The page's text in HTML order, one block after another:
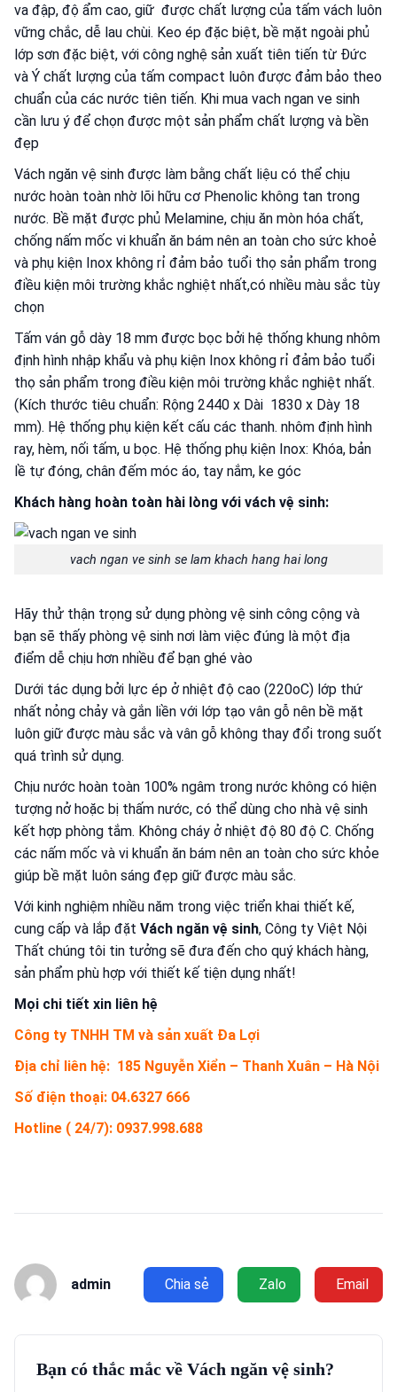
va đập, độ ẩm cao, giữ được chất lượng của tấm vách luôn
vững chắc, dễ lau chùi. Keo ép đặc biệt, bề mặt ngoài phủ
lớp sơn đặc biệt, với công nghệ sản xuất tiên tiến từ Đức
và Ý chất lượng của tấm compact luôn được đảm bảo theo
chuẩn của các nước tiên tiến. Khi mua vach ngan ve sinh
cần lưu ý để chọn được một sản phẩm chất lượng và bền
đẹp
Vách ngăn vệ sinh được làm bằng chất liệu có thể chịu
nước hoàn toàn nhờ lõi hữu cơ Phenolic không tan trong
nước. Bề mặt được phủ Melamine, chịu ăn mòn hóa chất,
chống nấm mốc vi khuẩn ăn bám nên an toàn cho sức khoẻ
và phụ kiện Inox không rỉ đảm bảo tuổi thọ sản phẩm trong
điều kiện môi trường khắc nghiệt nhất,có nhiều màu sắc tùy
chọn
Tấm ván gỗ dày 18 mm được bọc bởi hệ thống khung nhôm
định hình nhập khẩu và phụ kiện Inox không rỉ đảm bảo tuổi
thọ sản phẩm trong điều kiện môi trường khắc nghiệt nhất.
(Kích thước tiêu chuẩn: Rộng 2440 x Dài 1830 x Dày 18
mm). Hệ thống phụ kiện kết cấu các thanh. nhôm định hình
ray, hèm, nối tấm, u bọc. Hệ thống phụ kiện Inox: Khóa, bản
lề tự đóng, chân đếm móc áo, tay nắm, ke góc
Khách hàng hoàn toàn hài lòng với vách vệ sinh:
vach ngan ve sinh se lam khach hang hai long
Hãy thử thận trọng sử dụng phòng vệ sinh công cộng và
bạn sẽ thấy phòng vệ sinh nơi làm việc đúng là một địa
điểm dễ chịu hơn nhiều để bạn ghé vào
Dưới tác dụng bởi lực ép ở nhiệt độ cao (220oC) lớp thứ
nhất nỏng chảy và gắn liền với lớp tạo vân gỗ nên bề mặt
luôn giữ được màu sắc và vân gỗ không thay đổi trong suốt
quá trình sử dụng.
Chịu nước hoàn toàn 100% ngâm trong nước không có hiện
tượng nở hoặc bị thấm nước, có thể dùng cho nhà vệ sinh
kết hợp phòng tắm. Không cháy ở nhiệt độ 80 độ C. Chống
các nấm mốc và vi khuẩn ăn bám nên an toàn cho sức khỏe
giúp bề mặt luôn sáng đẹp giữ được màu sắc.
Với kinh nghiệm nhiều năm trong việc triển khai thiết kế,
cung cấp và lắp đặt Vách ngăn vệ sinh, Công ty Việt Nội
Thất chúng tôi tin tưởng sẽ đưa đến cho quý khách hàng,
sản phẩm phù hợp với thiết kế tiện dụng nhất!
Mọi chi tiết xin liên hệ
Công ty TNHH TM và sản xuất Đa Lợi
Địa chỉ liên hệ: 185 Nguyễn Xiển – Thanh Xuân – Hà N ội
Số điện thoại: 04.6327 666
Hotline ( 24/7): 0937.998.688
admin Chia sẻ Zalo Email
Bạn có thắc mắc về Vách ngăn vệ sinh?